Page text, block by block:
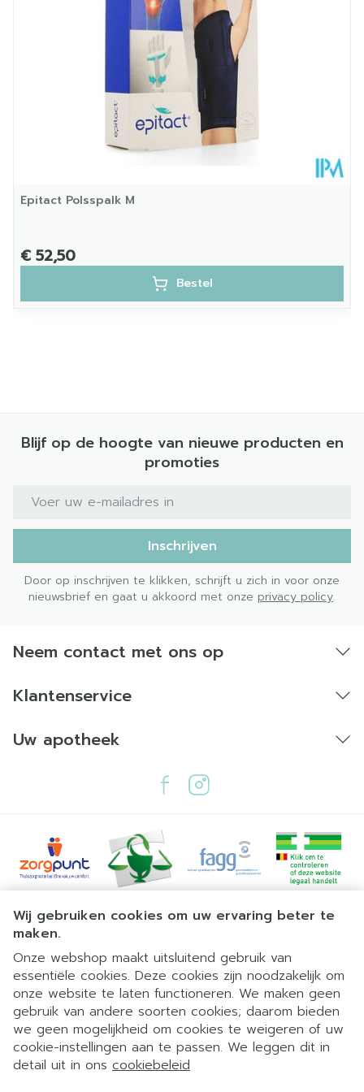
Wij gebruiken cookies om uw ervaring beter te
maken.
Onze webshop maakt uitsluitend gebruik van
essentiële cookies. Deze cookies zijn noodzakelijk om
onze website te laten functioneren. We maken geen
gebruik van andere soorten cookies; daarom bieden
we geen mogelijkheid om cookies te weigeren of uw
cookie-instellingen aan te passen. We leggen dit in
detail uit in ons cookiebeleid
Kamertemperatuur (15°C -
25°C)
Epitact Polsspalk M
€ 52,50
Bestel
Blijf op de hoogte van nieuwe producten en
promoties
E-mail adres
Inschrijven
Door op inschrijven te klikken, schrijft u zich in voor onze
nieuwsbrief en gaat u akkoord met onze privacy policy.
Neem contact met ons op
Klantenservice
Uw apotheek
Juridische links